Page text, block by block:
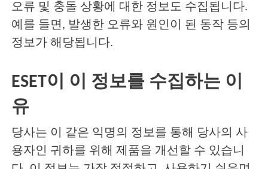
오류 및 충돌 상황에 대한 정보도 수집됩니다.
예를 들면, 발생한 오류와 원인이 된 동작 등의
정보가 해당됩니다.
ESET이 이 정보를 수집하는 이
유
당사는 이 같은 익명의 정보를 통해 당사의 사
용자인 귀하를 위해 제품을 개선할 수 있습니